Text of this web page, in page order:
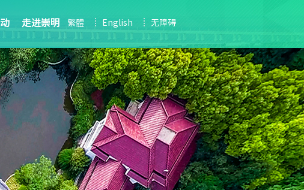
走进崇明 繁體 English 无障碍